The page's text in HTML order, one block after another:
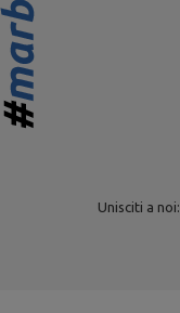
Unisciti a noi: